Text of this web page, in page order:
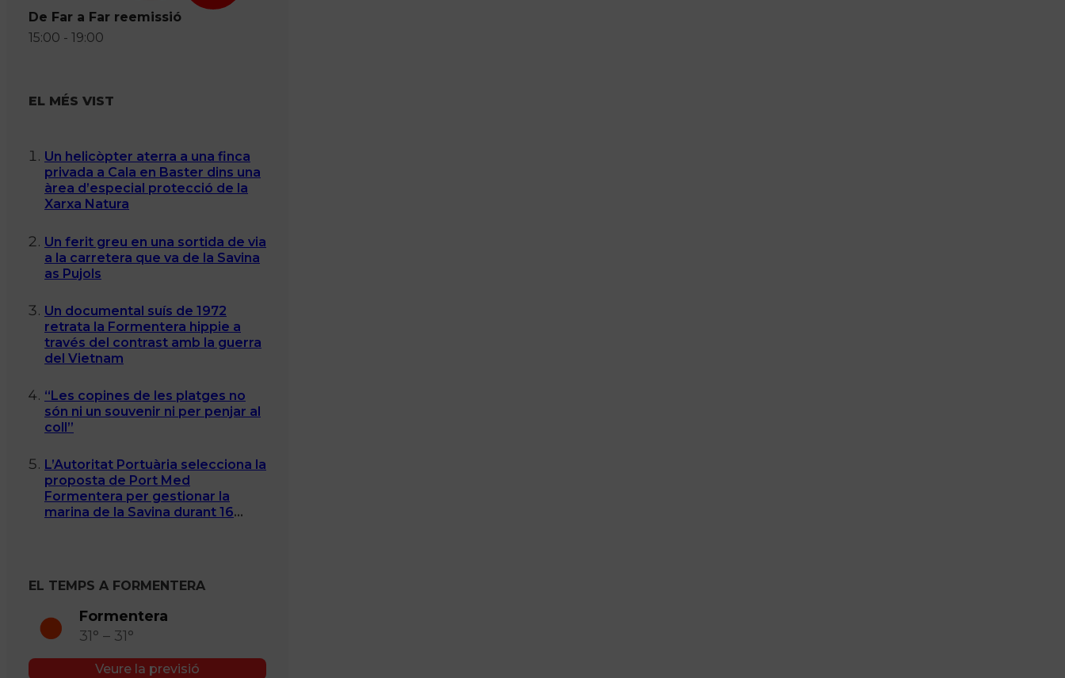
De Far a Far reemissió
15:00 - 19:00
EL MÉS VIST
Un helicòpter aterra a una finca
privada a Cala en Baster dins una
àrea d’especial protecció de la
Xarxa Natura
Un ferit greu en una sortida de via
a la carretera que va de la Savina
as Pujols
Un documental suís de 1972
retrata la Formentera hippie a
través del contrast amb la guerra
del Vietnam
“Les copines de les platges no
són ni un souvenir ni per penjar al
coll”
L’Autoritat Portuària selecciona la
proposta de Port Med
Formentera per gestionar la
marina de la Savina durant 16
EL TEMPS A FORMENTERA
Formentera
31° – 31°
Veure la previsió